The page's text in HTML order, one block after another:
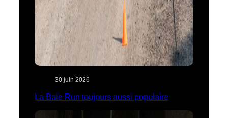
30 juin 2026
La Baie Run toujours aussi populaire